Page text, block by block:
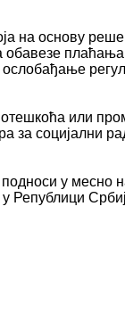
на основу
плаћања
или
за социјални
подноси у месно
Републици